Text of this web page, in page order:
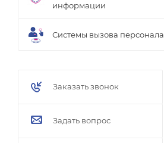
информации
Системы вызова персонала
Заказать звонок
Задать вопрос